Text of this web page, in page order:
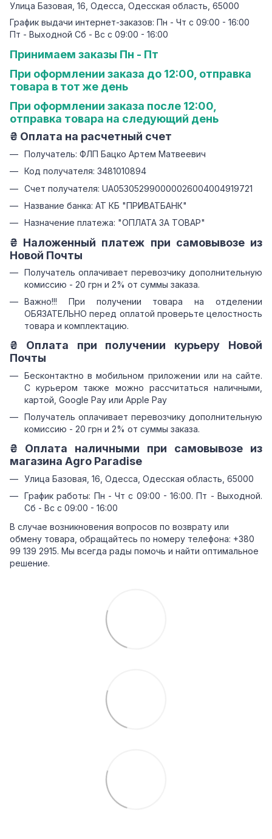
Улица Базовая, 16, Одесса, Одесская область, 65000
График выдачи интернет-заказов: Пн - Чт с 09:00 - 16:00
Пт - Выходной Сб - Вс с 09:00 - 16:00
Принимаем заказы Пн - Пт
При оформлении заказа до 12:00, отправка
товара в тот же день
При оформлении заказа после 12:00,
отправка товара на следующий день
₴ Оплата на расчетный счет
Получатель: ФЛП Бацко Артем Матвеевич
Код получателя: 3481010894
Счет получателя: UA053052990000026004004919721
Название банка: АТ КБ "ПРИВАТБАНК"
Назначение платежа: "ОПЛАТА ЗА ТОВАР"
₴ Наложенный платеж при самовывозе из
Новой Почты
Получатель оплачивает перевозчику дополнительную
комиссию - 20 грн и 2% от суммы заказа.
Важно!!! При получении товара на отделении
ОБЯЗАТЕЛЬНО перед оплатой проверьте целостность
товара и комплектацию.
₴ Оплата при получении курьеру Новой
Почты
Бесконтактно в мобильном приложении или на сайте.
С курьером также можно рассчитаться наличными,
картой, Google Pay или Apple Pay
Получатель оплачивает перевозчику дополнительную
комиссию - 20 грн и 2% от суммы заказа.
₴ Оплата наличными при самовывозе из
магазина Agro Paradise
Улица Базовая, 16, Одесса, Одесская область, 65000
График работы: Пн - Чт с 09:00 - 16:00. Пт - Выходной.
Сб - Вс с 09:00 - 16:00
В случае возникновения вопросов по возврату или
обмену товара, обращайтесь по номеру телефона: +380
99 139 2915. Мы всегда рады помочь и найти оптимальное
решение.